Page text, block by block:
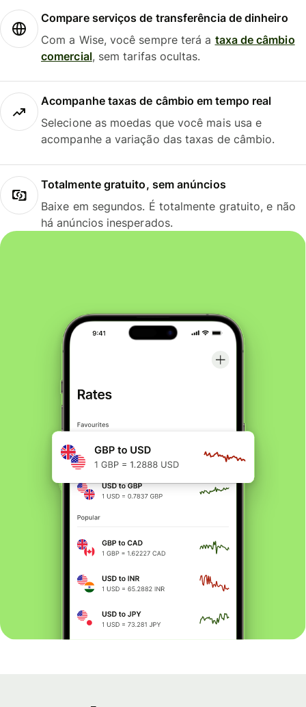
Compare serviços de transferência de dinheiro
Com a Wise, você sempre terá a taxa de câmbio
comercial, sem tarifas ocultas.
Acompanhe taxas de câmbio em tempo real
Selecione as moedas que você mais usa e
acompanhe a variação das taxas de câmbio.
Totalmente gratuito, sem anúncios
Baixe em segundos. É totalmente gratuito, e não
há anúncios inesperados.